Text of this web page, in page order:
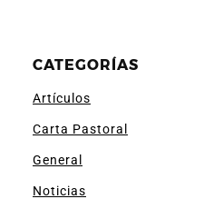
CATEGORÍAS
Artículos
Carta Pastoral
General
Noticias